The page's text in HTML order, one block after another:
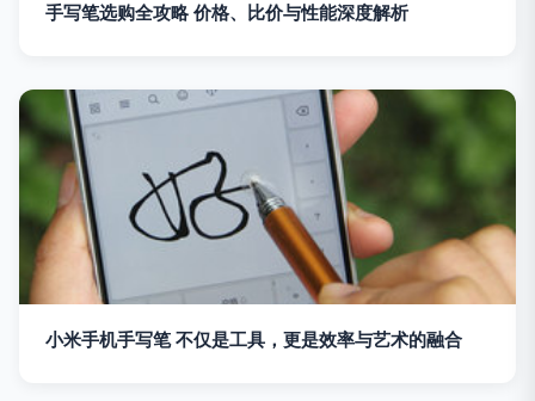
手写笔选购全攻略 价格、比价与性能深度解析
小米手机手写笔 不仅是工具，更是效率与艺术的融合